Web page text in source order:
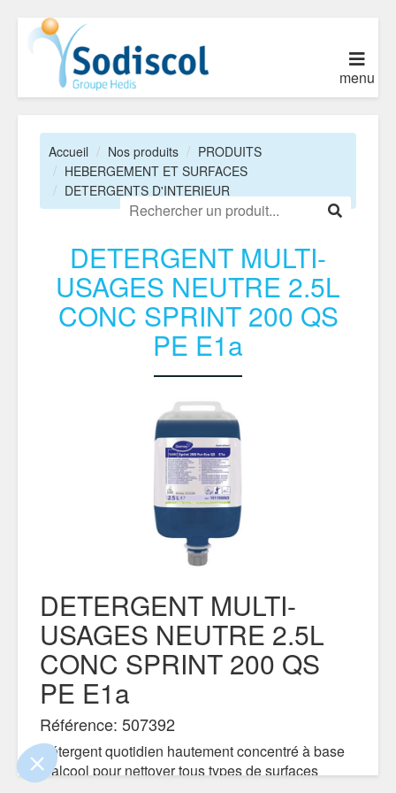
le contenu de ce site vous intéresse
on aimerait bien vous accompagner
certifiés par
Je choisis OK pour moi
menu
Accueil Nos produits
PRODUITS
HEBERGEMENT ET SURFACES
DETERGENTS D'INTERIEUR
DETERGENT MULTI-
USAGES NEUTRE 2.5L
CONC SPRINT 200 QS
PE E1a
DETERGENT MULTI-
USAGES NEUTRE 2.5L
CONC SPRINT 200 QS
PE E1a
Référence: 507392
Détergent quotidien hautement concentré à base
d’alcool pour nettoyer tous types de surfaces